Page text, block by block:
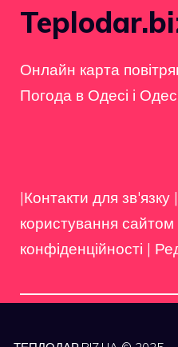
Онлайн карта
Погода в Одесі і
|Контакти для зв'язку |
користування сайтом
конфіденційності |